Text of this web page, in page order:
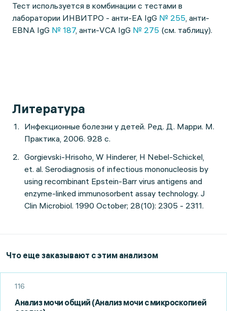
Тест используется в комбинации с тестами в
лаборатории ИНВИТРО - анти-EA IgG № 255, анти-
EBNA IgG № 187, анти-VCA IgG № 275 (см. таблицу).
Литература
Инфекционные болезни у детей. Ред. Д. Марри. М.
Практика, 2006. 928 с.
Gorgievski-Hrisoho, W Hinderer, H Nebel-Schickel,
et. al. Serodiagnosis of infectious mononucleosis by
using recombinant Epstein-Barr virus antigens and
enzyme-linked immunosorbent assay technology. J
Clin Microbiol. 1990 October; 28(10): 2305 - 2311.
Что еще заказывают с этим анализом
116
Анализ мочи общий (Анализ мочи с микроскопией